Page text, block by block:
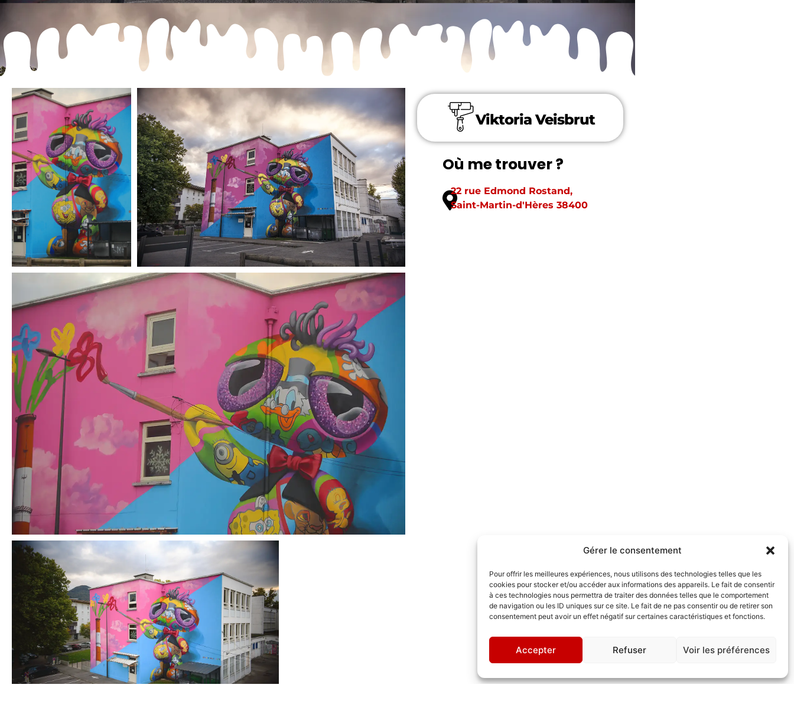
Gérer le consentement
Pour offrir les meilleures expériences, nous utilisons des technologies telles que les
cookies pour stocker et/ou accéder aux informations des appareils. Le fait de consentir
à ces technologies nous permettra de traiter des données telles que le comportement
de navigation ou les ID uniques sur ce site. Le fait de ne pas consentir ou de retirer son
consentement peut avoir un effet négatif sur certaines caractéristiques et fonctions.
Accepter Refuser Voir les préférences
Viktoria Veisbrut
Où me trouver ?
22 rue Edmond Rostand,
Saint-Martin-d'Hères 38400